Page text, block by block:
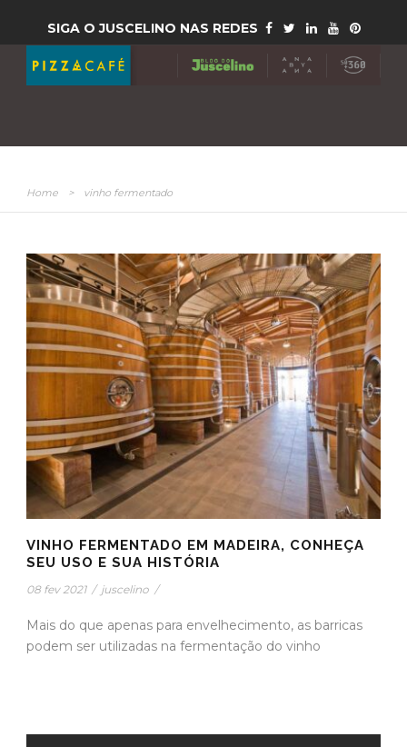
SIGA O JUSCELINO NAS REDES
Home > vinho fermentado
VINHO FERMENTADO EM MADEIRA, CONHEÇA
SEU USO E SUA HISTÓRIA
08 fev 2021 / juscelino /
Mais do que apenas para envelhecimento, as barricas
podem ser utilizadas na fermentação do vinho